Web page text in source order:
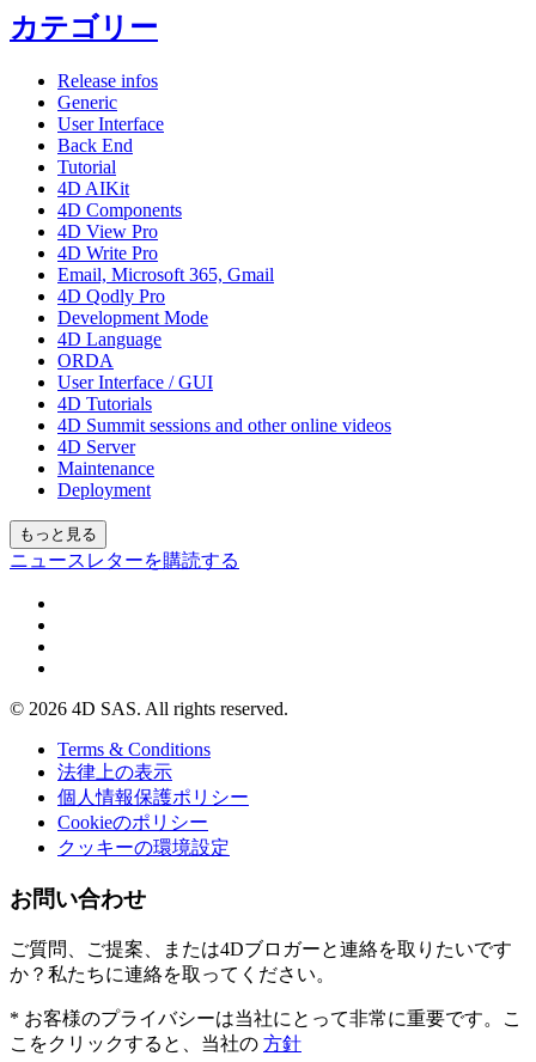
カテゴリー
Release infos
Generic
User Interface
Back End
Tutorial
4D AIKit
4D Components
4D View Pro
4D Write Pro
Email, Microsoft 365, Gmail
4D Qodly Pro
Development Mode
4D Language
ORDA
User Interface / GUI
4D Tutorials
4D Summit sessions and other online videos
4D Server
Maintenance
Deployment
もっと見る
ニュースレターを購読する
© 2026 4D SAS. All rights reserved.
Terms & Conditions
法律上の表示
個人情報保護ポリシー
Cookieのポリシー
クッキーの環境設定
お問い合わせ
ご質問、ご提案、または4Dブロガーと連絡を取りたいです
か？私たちに連絡を取ってください。
* お客様のプライバシーは当社にとって非常に重要です。こ
こをクリックすると、当社の 方針